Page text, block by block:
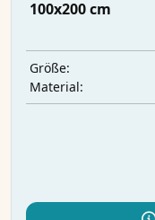
100x200 cm
Größe:
Material: